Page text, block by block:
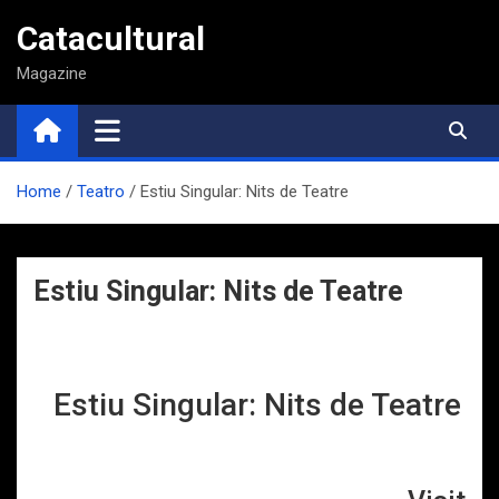
contenido
Catacultural
Magazine
Home Teatro Estiu Singular: Nits de Teatre
Estiu Singular: Nits de Teatre
Estiu Singular: Nits de Teatre